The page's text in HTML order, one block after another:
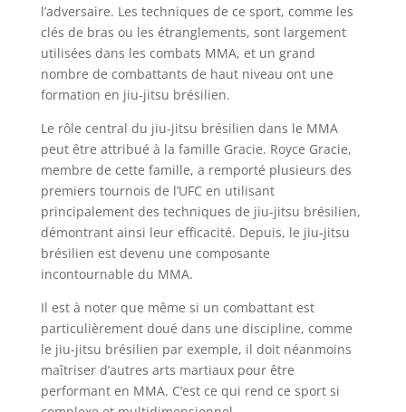
l’adversaire. Les techniques de ce sport, comme les
clés de bras ou les étranglements, sont largement
utilisées dans les combats MMA, et un grand
nombre de combattants de haut niveau ont une
formation en jiu-jitsu brésilien.
Le rôle central du jiu-jitsu brésilien dans le MMA
peut être attribué à la famille Gracie. Royce Gracie,
membre de cette famille, a remporté plusieurs des
premiers tournois de l’UFC en utilisant
principalement des techniques de jiu-jitsu brésilien,
démontrant ainsi leur efficacité. Depuis, le jiu-jitsu
brésilien est devenu une composante
incontournable du MMA.
Il est à noter que même si un combattant est
particulièrement doué dans une discipline, comme
le jiu-jitsu brésilien par exemple, il doit néanmoins
maîtriser d’autres arts martiaux pour être
performant en MMA. C’est ce qui rend ce sport si